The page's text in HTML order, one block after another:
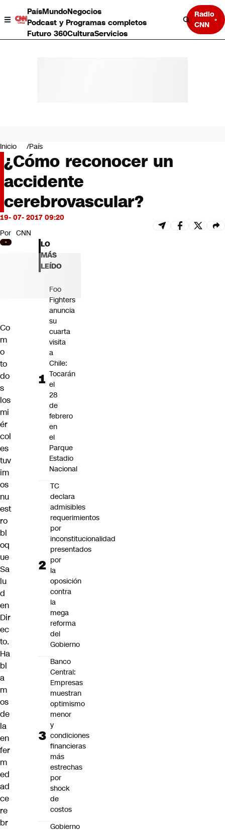
PaísMundoNegocios
Podcast y Programas completos
Futuro 360CulturaServicios
Radio
CNN
Negocios
Deportes
Programas completos
Cultura
Servicios
Bits
CNN tiempo
Futuro 360
Opinión
Inicio País
¿Cómo reconocer un
accidente
cerebrovascular?
19- 07- 2017 09:20
Por CNN
Co
m
o
to
do
s
los
mi
ér
col
es
tuv
im
os
nu
est
ro
bl
oq
ue
Sa
lu
d
en
Dir
ec
to.
Ha
bl
a
m
os
de
la
en
fer
m
ed
ad
ce
re
br
LO
MÁS
LEÍDO
Foo
Fighters
anuncia
su
cuarta
visita
a
Chile:
Tocarán
el
28
de
febrero
en
el
Parque
Estadio
Nacional
TC
declara
admisibles
requerimientos
por
inconstitucionalidad
presentados
por
la
oposición
contra
la
mega
reforma
del
Gobierno
Banco
Central:
Empresas
muestran
optimismo
menor
y
condiciones
financieras
más
estrechas
por
shock
de
costos
Gobierno